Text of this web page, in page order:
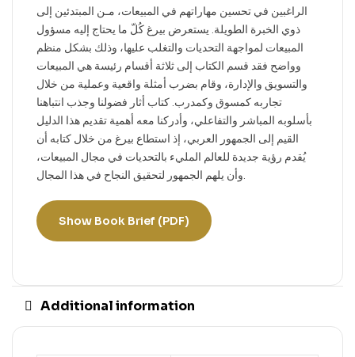
الراغبين في تحسين مهاراتهم في المبيعات، مـن المبتدئين إلى
ذوي الخبرة الطويلة. يستعرض بيرغ كُلّ ما يحتاج إليه مسؤول
المبيعات لمواجهة التحديات والتغلب عليها، وذلك بشكل منظم
وواضح فقد قسم الكتاب إلى ثلاثة أقسام رئيسة هي المبيعات
والتسويق والإدارة، وقام بضرب أمثلة واقعية وعملية من خلال
تجاربه كمسوق وكمدرب. كتاب أثار فضولنا وجذب انتباهنا
بأسلوبه المباشر والتفاعلي، وأدركنا معه أهمية تقديم هذا الدليل
القيم إلى الجمهور العربي، إذ استطاع بيرغ من خلال كتابه أن
يُقدم رؤية جديدة للعالم المليء بالتحديات في مجال المبيعات،
وأن يلهم الجمهور لتحقيق النجاح في هذا المجال.
Show Book Brief (PDF)
Additional information